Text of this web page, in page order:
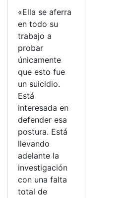
«Ella se aferra
en todo su
trabajo a
probar
únicamente
que esto fue
un suicidio.
Está
interesada en
defender esa
postura. Está
llevando
adelante la
investigación
con una falta
total de